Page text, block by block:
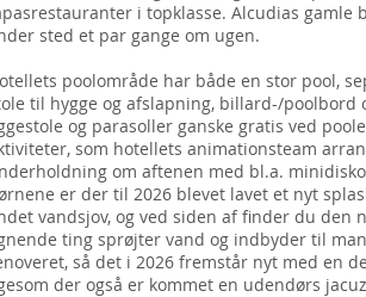
i topklasse. Alcudias gamle
sted et par gange om ugen.
poolområde har både en stor pool,
til hygge og afslapning, billard-/
og parasoller ganske gratis ved
som hotellets animationsteam
om aftenen med bl.a.
er der til 2026 blevet lavet et nyt
vandsjov, og ved siden af finder du den
ting sprøjter vand og indbyder til
så det i 2026 fremstår nyt med en
der også er kommet en udendørs